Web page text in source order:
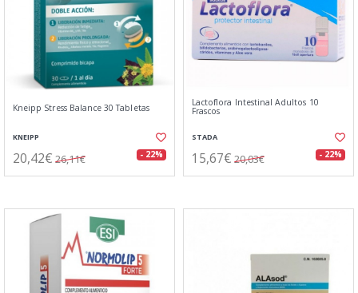
Kneipp Stress Balance 30 Tabletas
KNEIPP
20,42€ 26,11€ - 22%
Lactoflora Intestinal Adultos 10
Frascos
STADA
15,67€ 20,03€ - 22%